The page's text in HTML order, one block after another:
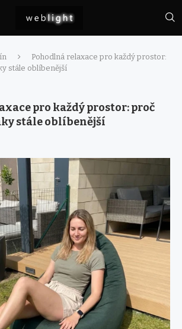
Pohodlná relaxace pro každý prostor:
stále oblíbenější
pro každý prostor: proč
stále oblíbenější